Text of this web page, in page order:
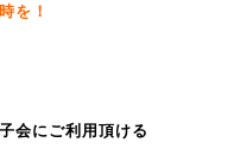
を！
会にご利用頂ける